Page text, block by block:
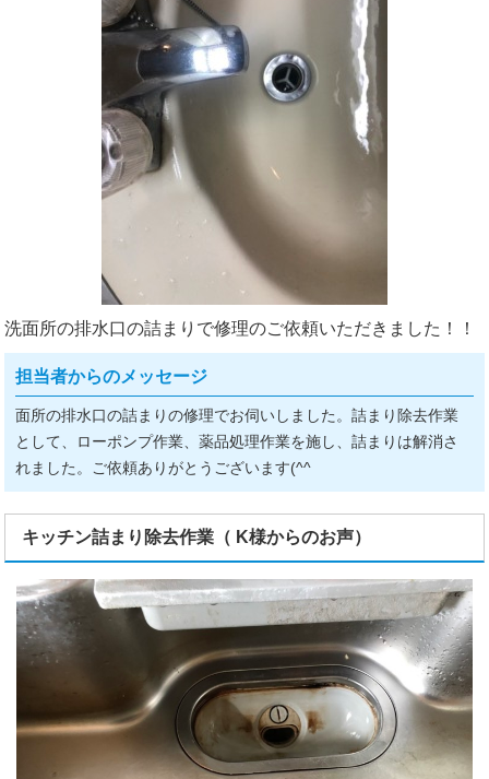
洗面所の排水口の詰まりで修理のご依頼いただきました！！
担当者からのメッセージ
面所の排水口の詰まりの修理でお伺いしました。詰まり除去作業
として、ローポンプ作業、薬品処理作業を施し、詰まりは解消さ
れました。ご依頼ありがとうございます(^^ゞ
キッチン詰まり除去作業（ K様からのお声）